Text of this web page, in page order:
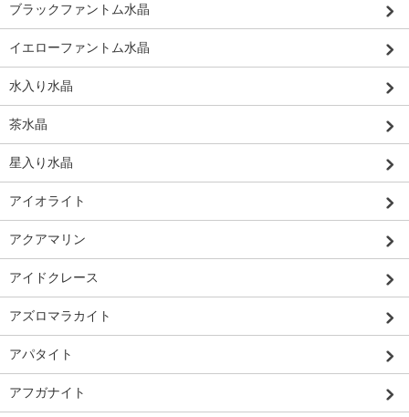
ブラックファントム水晶
イエローファントム水晶
水入り水晶
茶水晶
星入り水晶
アイオライト
アクアマリン
アイドクレース
アズロマラカイト
アパタイト
アフガナイト